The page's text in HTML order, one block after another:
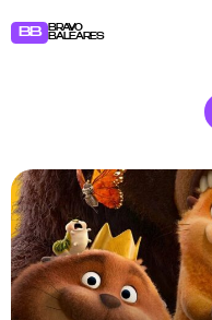
BB
BRAVO
BALEARES
RESTAURANTS
FÜR